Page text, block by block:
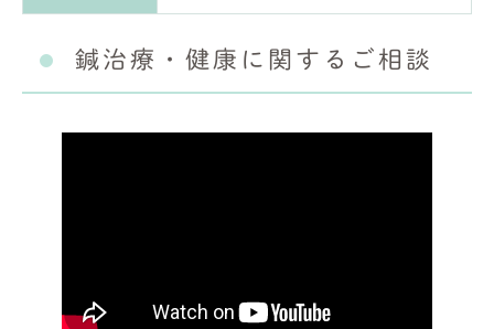
鍼治療・健康に関するご相談